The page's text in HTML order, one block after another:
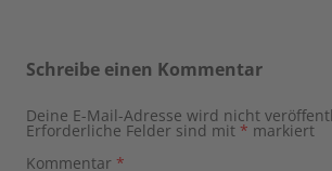
Schreibe einen Kommentar
Deine E-Mail-Adresse wird nicht
Erforderliche Felder sind mit * markiert
Kommentar *